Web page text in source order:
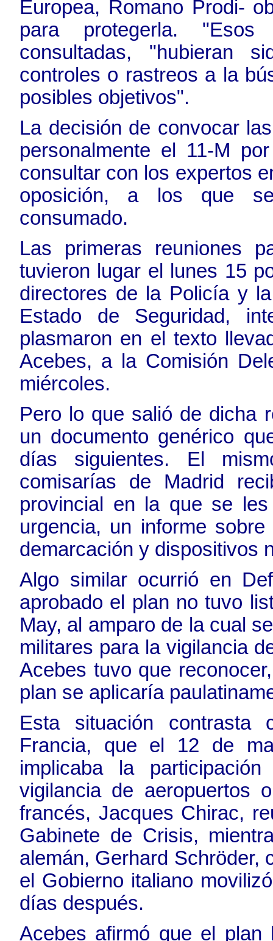
Europea, Romano Prodi-
para protegerla.
consultadas, "hubieran
controles o rastreos a la
posibles objetivos".
La decisión de convocar
personalmente el 11-M
consultar con los expertos
oposición, a los que
consumado.
Las primeras reuniones
tuvieron lugar el lunes 15
directores de la Policía y
Estado de Seguridad,
plasmaron en el texto
Acebes, a la Comisión
miércoles.
Pero lo que salió de dicha
un documento genérico
días siguientes. El
comisarías de Madrid
provincial en la que se
urgencia, un informe
demarcación y dispositivos
Algo similar ocurrió en
aprobado el plan no tuvo
May, al amparo de la cual
militares para la vigilancia
Acebes tuvo que
plan se aplicaría
Esta situación
Francia, que el 12 de
implicaba la
vigilancia de aeropuertos
francés, Jacques Chirac,
Gabinete de Crisis,
alemán, Gerhard Schröder,
el Gobierno italiano
días después.
Acebes afirmó que el